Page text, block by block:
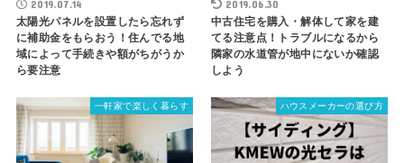
2019.07.14
太陽光パネルを設置したら忘れず
に補助金をもらおう！住んでる地
域によって手続きや額がちがうか
ら要注意
2019.06.30
中古住宅を購入・解体して家を建
てる注意点！トラブルになるから
隣家の水道管が地中にないか確認
しよう
一軒家で楽しく暮らす ハウスメーカーの選び方